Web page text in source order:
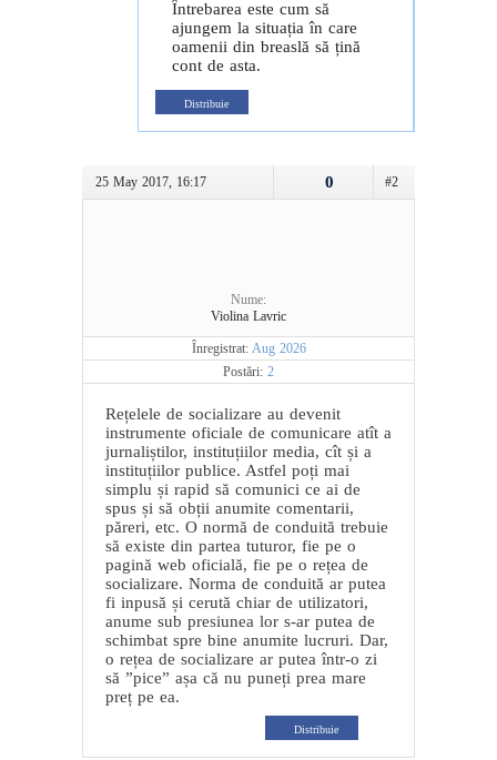
Întrebarea este cum să
ajungem la situația în care
oamenii din breaslă să țină
cont de asta.
Distribuie
25 May 2017, 16:17 #2
0
Nume:
Violina Lavric
Înregistrat: Aug 2026
Postări: 2
Rețelele de socializare au devenit
instrumente oficiale de comunicare atît a
jurnaliștilor, instituțiilor media, cît și a
instituțiilor publice. Astfel poți mai
simplu și rapid să comunici ce ai de
spus și să obții anumite comentarii,
păreri, etc. O normă de conduită trebuie
să existe din partea tuturor, fie pe o
pagină web oficială, fie pe o rețea de
socializare. Norma de conduită ar putea
fi inpusă și cerută chiar de utilizatori,
anume sub presiunea lor s-ar putea de
schimbat spre bine anumite lucruri. Dar,
o rețea de socializare ar putea într-o zi
să ”pice” așa că nu puneți prea mare
preț pe ea.
Distribuie